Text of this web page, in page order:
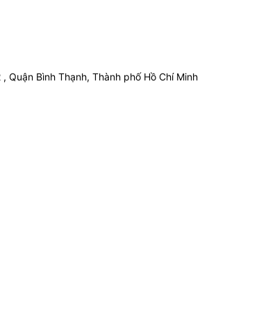
Quận Bình Thạnh, Thành phố Hồ Chí Minh